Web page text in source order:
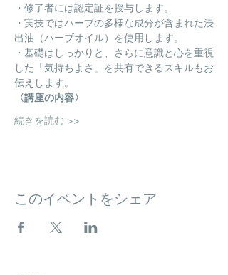
・修了者には認定証を授与します。
・実技ではハーブの多様な成分が含まれた浸
出油（ハーブオイル）を使用します。
・基礎はしっかりと、さらに意識と心を重視
した「気持ちよさ」を共有できるスキルもお
伝えします。
〈講座の内容〉
続きを読む >>
このイベントをシェア